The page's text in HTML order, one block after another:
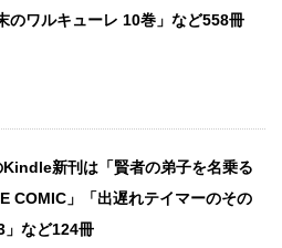
のワルキューレ 10巻」など558冊
新刊は「賢者の弟子を名乗る
COMIC」「出遅れテイマーのその
」など124冊